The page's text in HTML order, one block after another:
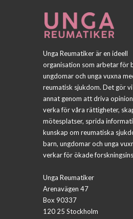
Unga Reumatiker är en ideell
organisation som arbetar för
ungdomar och unga vuxna
reumatisk sjukdom. Det gör
annat genom att driva
verka för våra rättigheter,
mötesplatser, sprida
kunskap om reumatiska
barn, ungdomar och unga
verkar för ökade
Unga Reumatiker
Arenavägen 47
Box 90337
120 25 Stockholm